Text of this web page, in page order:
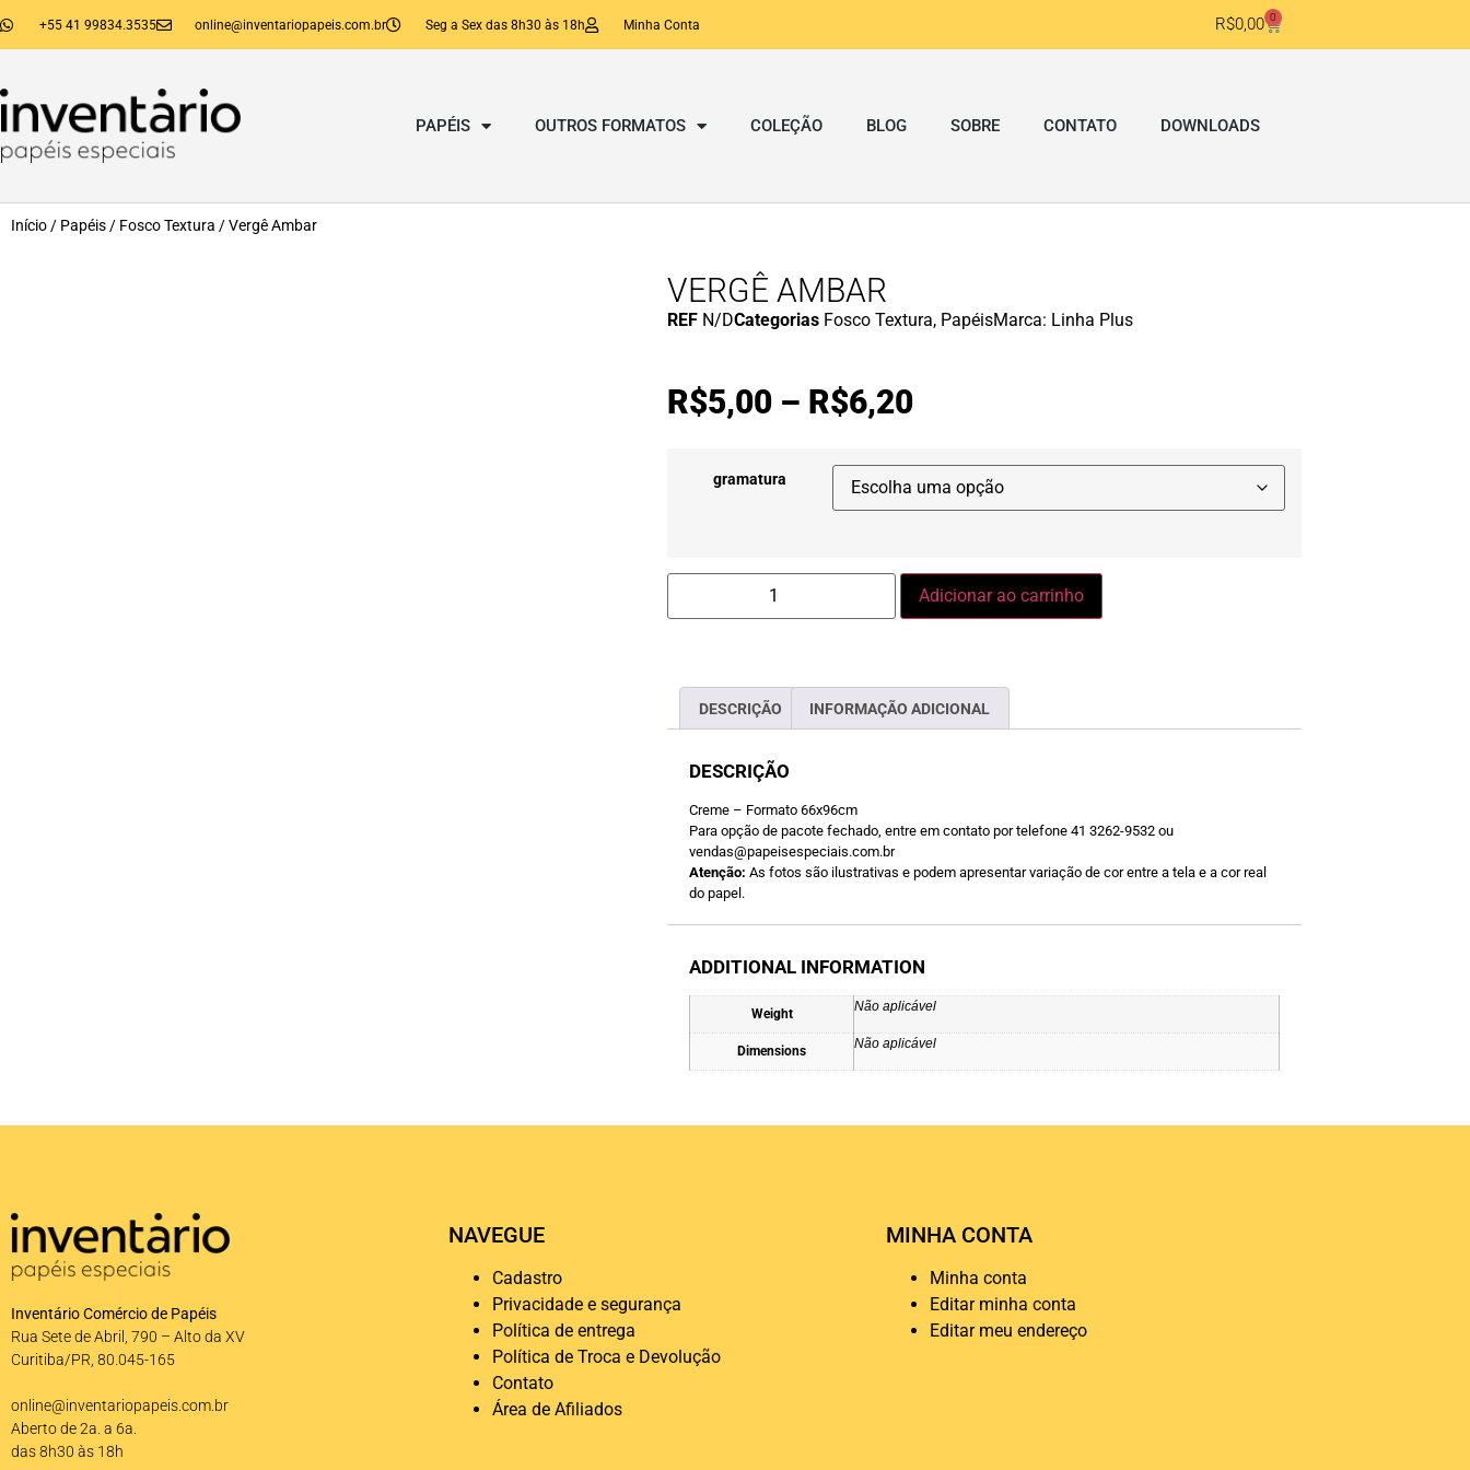
+55 41 99834.3535 online@inventariopapeis.com.br Seg a Sex das 8h30 às 18h Minha Conta R$0,00 0
PAPÉIS OUTROS FORMATOS COLEÇÃO BLOG SOBRE CONTATO DOWNLOADS
Início / Papéis / Fosco Textura / Vergê Ambar
VERGÊ AMBAR
REF N/DCategorias Fosco Textura, PapéisMarca: Linha Plus
R$5,00 – R$6,20
gramatura
Adicionar ao carrinho
DESCRIÇÃO INFORMAÇÃO ADICIONAL
DESCRIÇÃO
Creme – Formato 66x96cm
Para opção de pacote fechado, entre em contato por telefone 41 3262-9532 ou
vendas@papeisespeciais.com.br
Atenção: As fotos são ilustrativas e podem apresentar variação de cor entre a tela e a cor real
do papel.
ADDITIONAL INFORMATION
Weight
Não aplicável
Dimensions
Não aplicável
Inventário Comércio de Papéis
Rua Sete de Abril, 790 – Alto da XV
Curitiba/PR, 80.045-165
online@inventariopapeis.com.br
Aberto de 2a. a 6a.
das 8h30 às 18h
NAVEGUE
Cadastro
Privacidade e segurança
Política de entrega
Política de Troca e Devolução
Contato
Área de Afiliados
MINHA CONTA
Minha conta
Editar minha conta
Editar meu endereço